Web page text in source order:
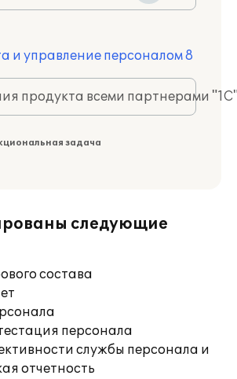
и управление персоналом 8
продукта всеми партнерами
задача
следующие
состава
персонала
службы персонала и
отчетность